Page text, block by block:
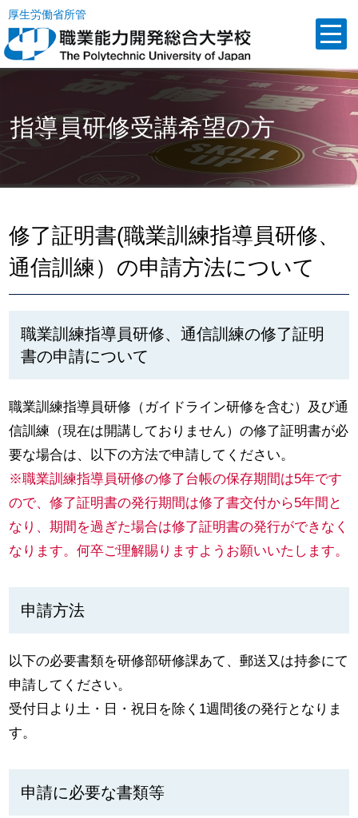
厚生労働省所管
指導員研修受講希望の方
修了証明書(職業訓練指導員研修、
通信訓練）の申請方法について
職業訓練指導員研修、通信訓練の修了証明
書の申請について
職業訓練指導員研修（ガイドライン研修を含む）及び通
信訓練（現在は開講しておりません）の修了証明書が必
要な場合は、以下の方法で申請してください。
※職業訓練指導員研修の修了台帳の保存期間は5年です
ので、修了証明書の発行期間は修了書交付から5年間と
なり、期間を過ぎた場合は修了証明書の発行ができなく
なります。何卒ご理解賜りますようお願いいたします。
申請方法
以下の必要書類を研修部研修課あて、郵送又は持参にて
申請してください。
受付日より土・日・祝日を除く1週間後の発行となりま
す。
申請に必要な書類等